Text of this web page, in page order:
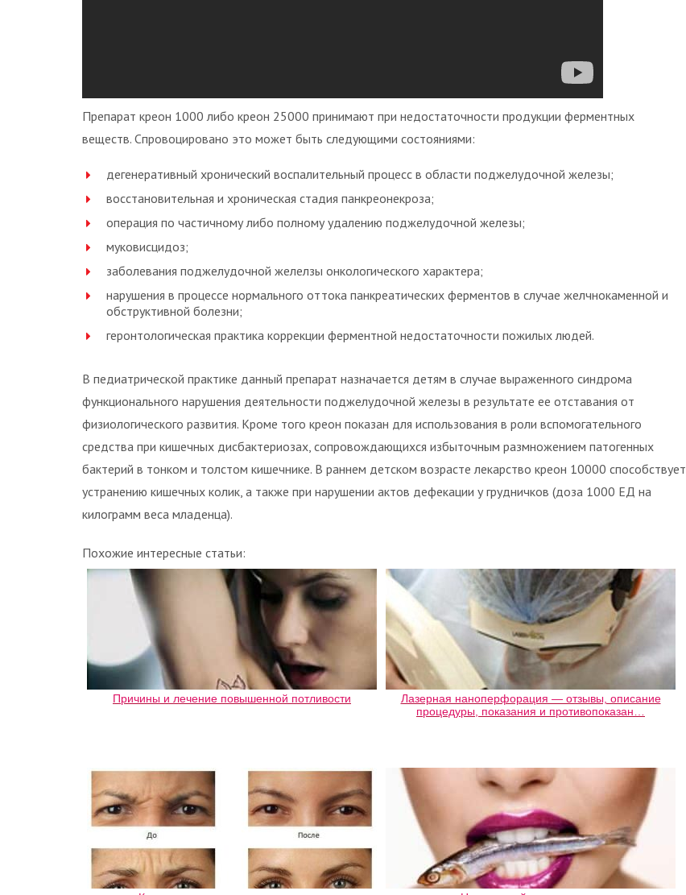
Препарат креон 1000 либо креон 25000 принимают при недостаточности продукции ферментных
веществ. Спровоцировано это может быть следующими состояниями:
дегенеративный хронический воспалительный процесс в области поджелудочной железы;
восстановительная и хроническая стадия панкреонекроза;
операция по частичному либо полному удалению поджелудочной железы;
муковисцидоз;
заболевания поджелудочной желелзы онкологического характера;
нарушения в процессе нормального оттока панкреатических ферментов в случае желчнокаменной и
обструктивной болезни;
геронтологическая практика коррекции ферментной недостаточности пожилых людей.
В педиатрической практике данный препарат назначается детям в случае выраженного синдрома
функционального нарушения деятельности поджелудочной железы в результате ее отставания от
физиологического развития. Кроме того креон показан для использования в роли вспомогательного
средства при кишечных дисбактериозах, сопровождающихся избыточным размножением патогенных
бактерий в тонком и толстом кишечнике. В раннем детском возрасте лекарство креон 10000 способствует
устранению кишечных колик, а также при нарушении актов дефекации у грудничков (доза 1000 ЕД на
килограмм веса младенца).
Похожие интересные статьи:
Причины и лечение повышенной потливости
Лазерная наноперфорация — отзывы, описание
процедуры, показания и противопоказан…